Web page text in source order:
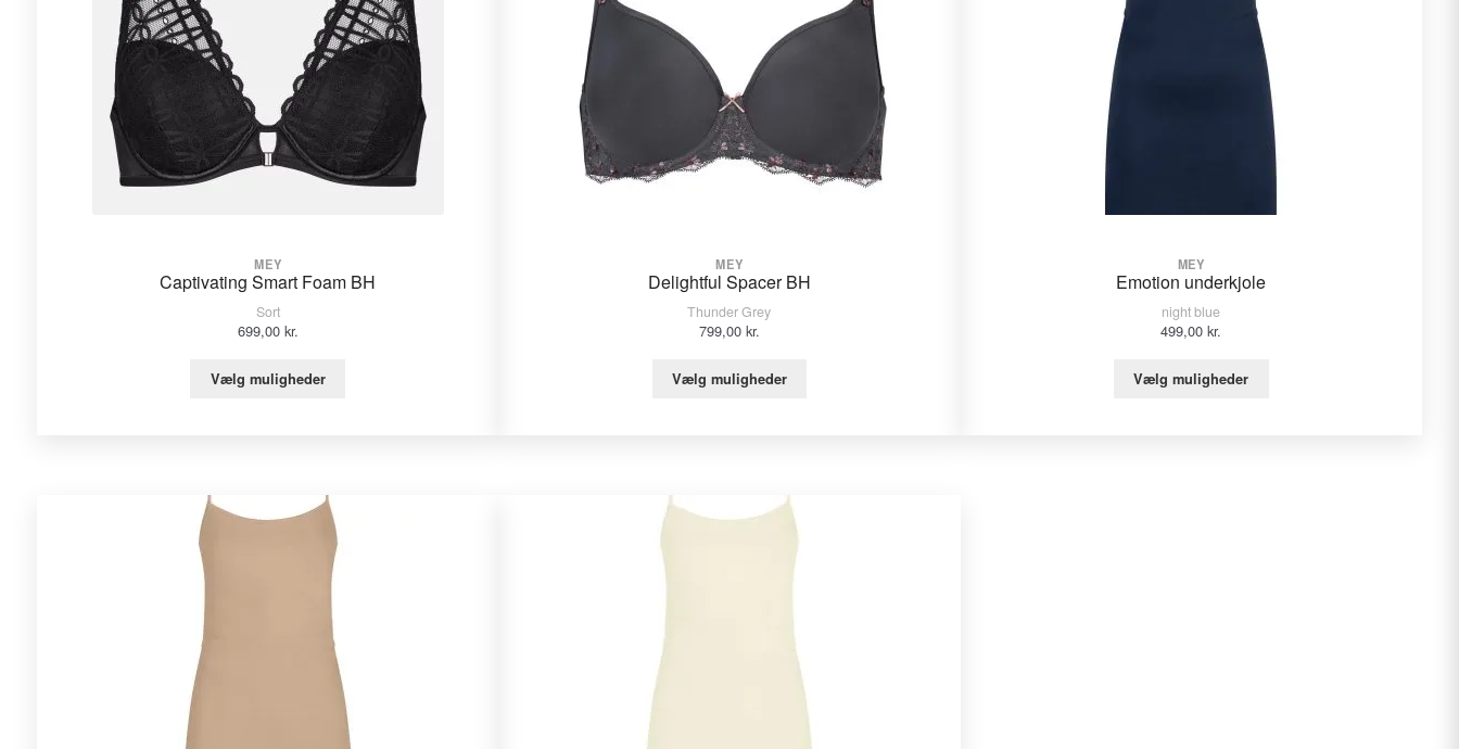
MEY
Captivating Smart Foam BH
Sort
699,00 kr.
Vælg muligheder
MEY
Delightful Spacer BH
Thunder Grey
799,00 kr.
Vælg muligheder
MEY
Emotion underkjole
night blue
499,00kr.
Vælg muligheder